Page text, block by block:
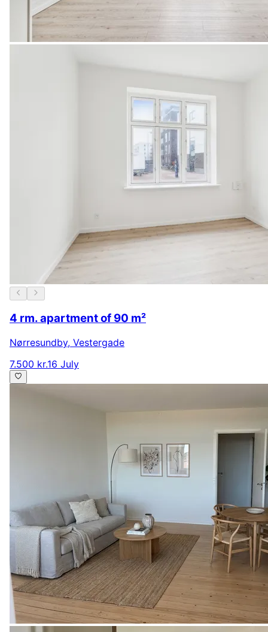
4 rm. apartment of 90 m²
Nørresundby, Vestergade
7.500 kr.16 July